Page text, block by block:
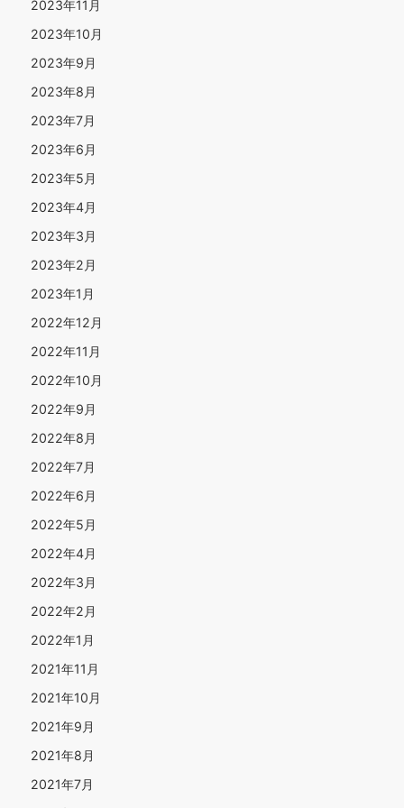
2023年11月
2023年10月
2023年9月
2023年8月
2023年7月
2023年6月
2023年5月
2023年4月
2023年3月
2023年2月
2023年1月
2022年12月
2022年11月
2022年10月
2022年9月
2022年8月
2022年7月
2022年6月
2022年5月
2022年4月
2022年3月
2022年2月
2022年1月
2021年11月
2021年10月
2021年9月
2021年8月
2021年7月